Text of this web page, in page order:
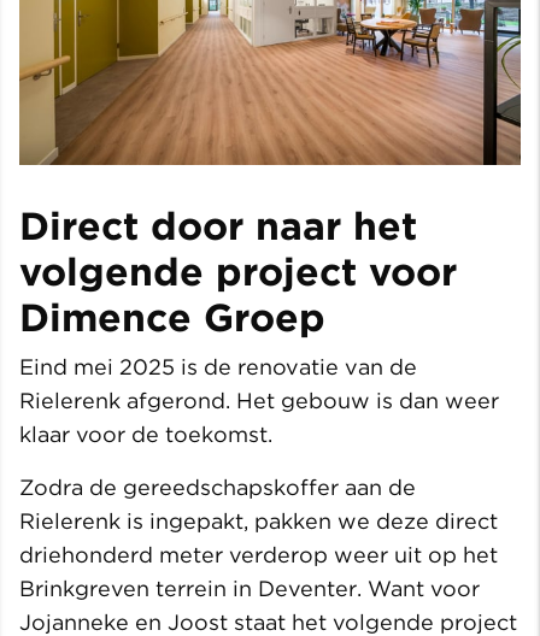
Direct door naar het
volgende project voor
Dimence Groep
Eind mei 2025 is de renovatie van de
Rielerenk afgerond. Het gebouw is dan weer
klaar voor de toekomst.
Zodra de gereedschapskoffer aan de
Rielerenk is ingepakt, pakken we deze direct
driehonderd meter verderop weer uit op het
Brinkgreven terrein in Deventer. Want voor
Jojanneke en Joost staat het volgende project